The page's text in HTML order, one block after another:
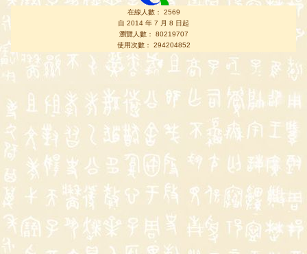
在線人數： 2569
自 2014 年 7 月 8 日起
瀏覽人數： 80219707
使用次數： 294204852